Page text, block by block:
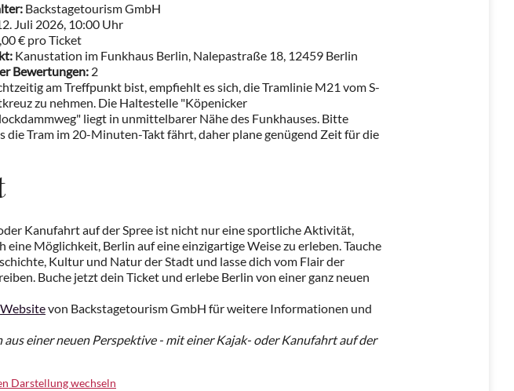
Backstagetourism GmbH
Juli 2026, 10:00 Uhr
€ pro Ticket
Kanustation im Funkhaus Berlin, Nalepastraße 18, 12459 Berlin
Bewertungen: 2
am Treffpunkt bist, empfiehlt es sich, die Tramlinie M21 vom S-
zu nehmen. Die Haltestelle "Köpenicker
liegt in unmittelbarer Nähe des Funkhauses. Bitte
die Tram im 20-Minuten-Takt fährt, daher plane genügend Zeit für die
Kanufahrt auf der Spree ist nicht nur eine sportliche Aktivität,
eine Möglichkeit, Berlin auf eine einzigartige Weise zu erleben. Tauche
Kultur und Natur der Stadt und lasse dich vom Flair der
Buche jetzt dein Ticket und erlebe Berlin von einer ganz neuen
Websitevon Backstagetourism GmbH für weitere Informationen und
aus einer neuen Perspektive - mit einer Kajak- oder Kanufahrt auf der
Darstellung wechseln